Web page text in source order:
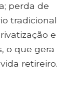
perda de
tradicional
e
o que gera
retireiro.